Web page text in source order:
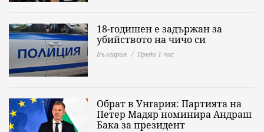
18-годишен е задържан за
убийството на чичо си
България Преди 1 час
Обрат в Унгария: Партията на
Петер Мадяр номинира Андраш
Бака за президент